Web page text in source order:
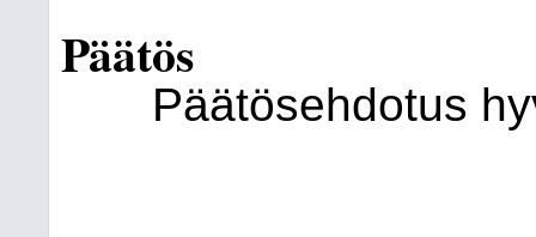
Päätös
Päätösehdotus